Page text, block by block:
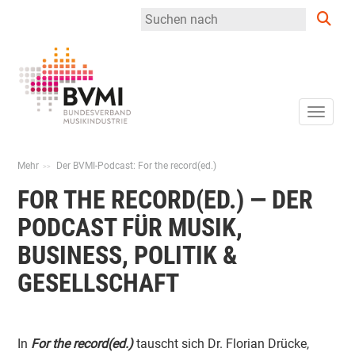
Mehr Der BVMI-Podcast: For the record(ed.)
FOR THE RECORD(ED.) — DER
PODCAST FÜR MUSIK,
BUSINESS, POLITIK &
GESELLSCHAFT
In For the record(ed.)tauscht sich Dr. Florian Drücke,